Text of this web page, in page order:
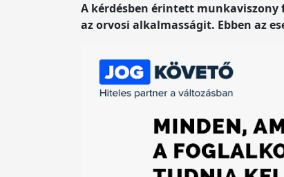
A kérdésben érintett
az orvosi alkalmasságit. Ebben az